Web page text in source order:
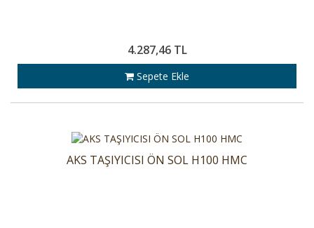
4.287,46 TL
Sepete Ekle
AKS TAŞIYICISI ÖN SOL H100 HMC